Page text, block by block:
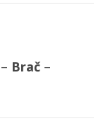
– Brač –